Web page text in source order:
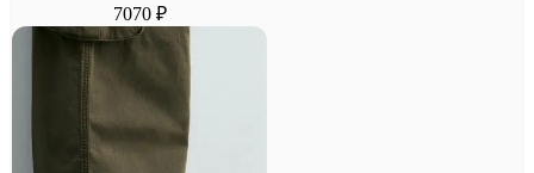
7070 ₽